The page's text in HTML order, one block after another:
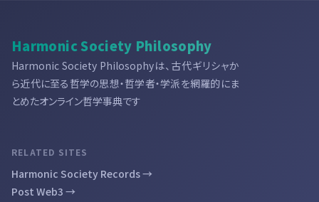
Harmonic Society Philosophy
Harmonic Society Philosophyは、古代ギリシャか
ら近代に至る哲学の思想・哲学者・学派を網羅的にま
とめたオンライン哲学事典です
RELATED SITES
Harmonic Society Records →
Post Web3 →